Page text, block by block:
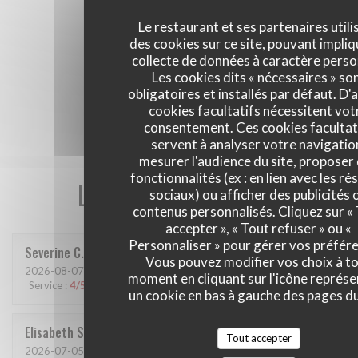
Le restaurant et ses partenaires
des cookies sur ce site, pouvant
collecte de données à caractère
Les cookies dits « nécessaires »
obligatoires et installés par défaut.
cookies facultatifs nécessitent
consentement. Ces cookies
servent à analyser votre
mesurer l'audience du site, proposer
fonctionnalités (ex : en lien avec les
sociaux) ou afficher des publicités
contenus personnalisés. Cliquez sur «
accepter », « Tout refuser » ou «
Personnaliser » pour gérer vos
Vous pouvez modifier vos choix à
moment en cliquant sur l'icône
un cookie en bas à gauche des pages
Tout accepter
Les avis de nos clients
Severine C
2026-08-07 - 12:15 - Couverts 6
Service : 4/5 Ambiance:3/5 Cuisine :3/5 Qualité / Prix:3/5
Elisabeth S
2026-07-05